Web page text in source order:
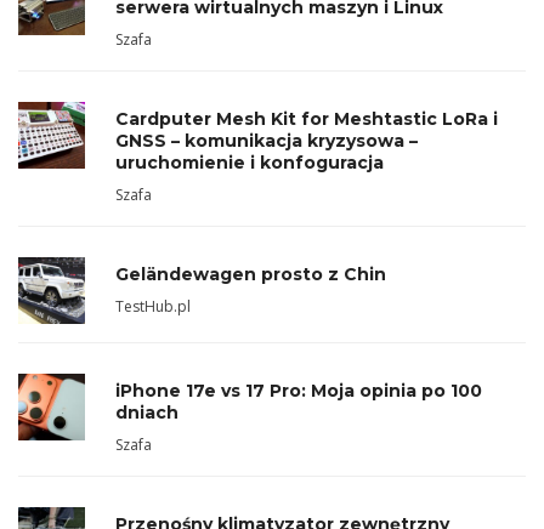
serwera wirtualnych maszyn i Linux
Szafa
Cardputer Mesh Kit for Meshtastic LoRa i
GNSS – komunikacja kryzysowa –
uruchomienie i konfoguracja
Szafa
Geländewagen prosto z Chin
TestHub.pl
iPhone 17e vs 17 Pro: Moja opinia po 100
dniach
Szafa
Przenośny klimatyzator zewnętrzny